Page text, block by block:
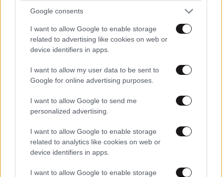
Google consents
I want to allow Google to enable storage
related to advertising like cookies on web or
device identifiers in apps.
I want to allow my user data to be sent to
Google for online advertising purposes.
I want to allow Google to send me
personalized advertising.
I want to allow Google to enable storage
related to analytics like cookies on web or
device identifiers in apps.
I want to allow Google to enable storage
Μα τι λεει;;; 10·09·2021 23:50
Καποιος να πει στον κυριο Πολακη οτι εκανε το
εμβολιο.
αμε κατακαημενε 10·09·2021 20:32
σου..τελος η πολιτικη για σενα συριζουβριστη
αστοκαπιταλα του εφκα
Απαντήστε
ΕΛΛΑΔΑ2 ω. πριν
Αφγανό κατηγορούμενο για τη δολοφονία της
Ελίζαμπεθ Ρος: «Είμαστε συντετριμμένοι – Δεν
έδειξε ποτέ ότι ήταν ικανός για κάτι τέτοιο»